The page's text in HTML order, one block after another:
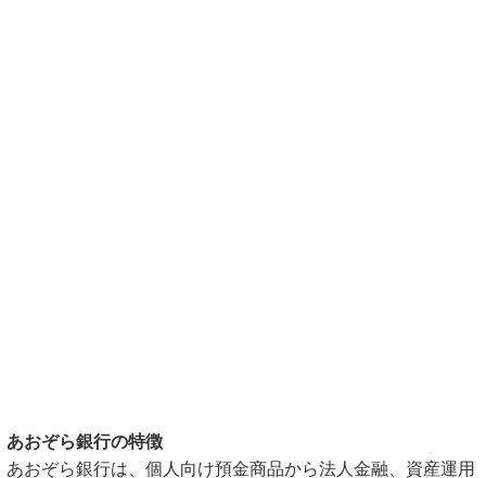
あおぞら銀行の特徴
あおぞら銀行は、個人向け預金商品から法人金融、資産運用